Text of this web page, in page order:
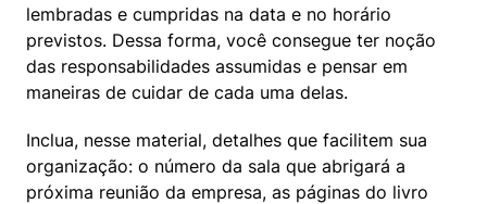
lembradas e cumpridas na data e no horário
previstos. Dessa forma, você consegue ter noção
das responsabilidades assumidas e pensar em
maneiras de cuidar de cada uma delas.
Inclua, nesse material, detalhes que facilitem sua
organização: o número da sala que abrigará a
próxima reunião da empresa, as páginas do livro